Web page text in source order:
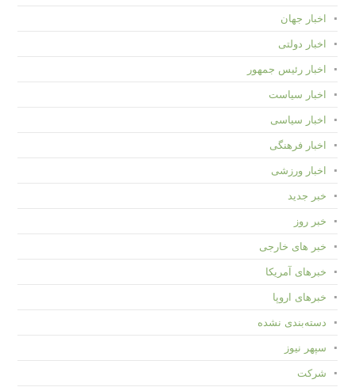
اخبار جهان
اخبار دولتی
اخبار رئیس جمهور
اخبار سیاست
اخبار سیاسی
اخبار فرهنگی
اخبار ورزشی
خبر جدید
خبر روز
خبر های خارجی
خبرهای آمریکا
خبرهای اروپا
دسته‌بندی نشده
سپهر نیوز
شرکت